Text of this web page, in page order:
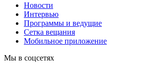
Новости
Интервью
Программы и ведущие
Сетка вещания
Мобильное приложение
Мы в соцсетях